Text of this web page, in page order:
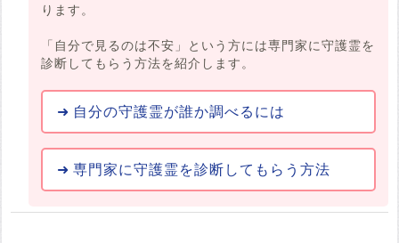
ります。
「自分で見るのは不安」という方には専門家に守護霊を
診断してもらう方法を紹介します。
自分の守護霊が誰か調べるには
専門家に守護霊を診断してもらう方法